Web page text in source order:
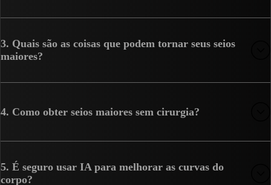
3. Quais são as coisas que podem tornar seus seios
maiores?
4. Como obter seios maiores sem cirurgia?
5. É seguro usar IA para melhorar as curvas do
corpo?